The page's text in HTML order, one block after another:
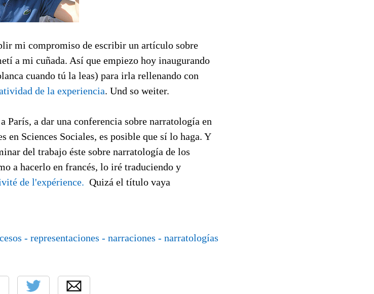
mi compromiso de escribir un artículo sobre
a mi cuñada. Así que empiezo hoy inaugurando
cuando tú la leas) para irla rellenando con
de la experiencia. Und so weiter.
París, a dar una conferencia sobre narratología en
en Sciences Sociales, es posible que sí lo haga. Y
del trabajo éste sobre narratología de los
a hacerlo en francés, lo iré traduciendo y
de l'expérience. Quizá el título vaya
- representaciones - narraciones - narratologías